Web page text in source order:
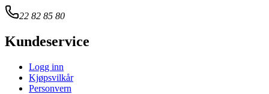
22 82 85 80
Kundeservice
Logg inn
Kjøpsvilkår
Personvern